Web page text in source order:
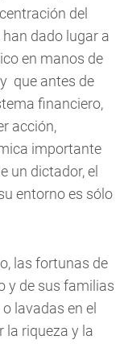
del
dado lugar a
en manos de
que antes de
financiero,
acción,
importante
un dictador, el
entorno es sólo
las fortunas de
y de sus familias
lavadas en el
la riqueza y la